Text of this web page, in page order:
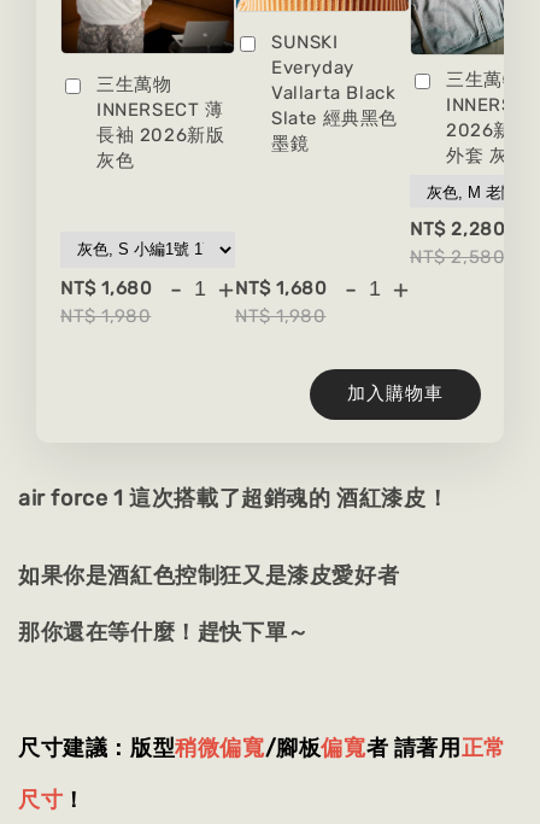
三生萬物
INNERSECT 薄
長袖 2026新版
灰色
NT$ 1,680
NT$ 1,980
- +
SUNSKI
Everyday
Vallarta Black
Slate 經典黑色
墨鏡
NT$ 1,680
NT$ 1,980
- +
三生萬物
2026新版
外套 灰色
NT$ 2,280
NT$ 2,580
加入購物車
air force 1 這次搭載了超銷魂的 酒紅漆皮！
如果你是酒紅色控制狂又是漆皮愛好者
那你還在等什麼！趕快下單～
尺寸建議：版型稍微偏寬/腳板偏寬者 請著用正常
尺寸 ！